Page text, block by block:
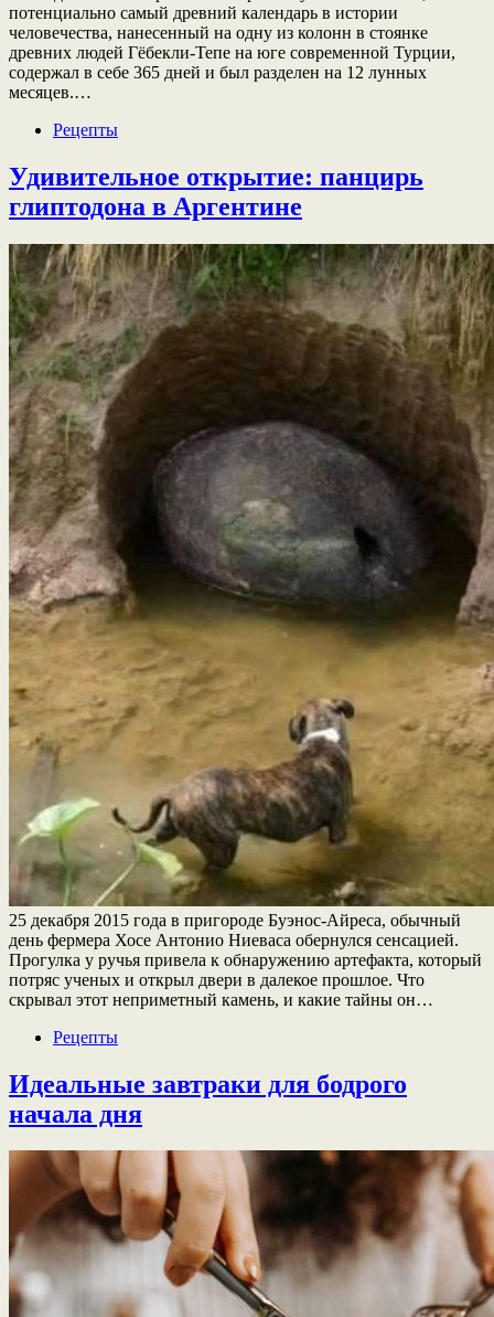
потенциально самый древний календарь в истории
человечества, нанесенный на одну из колонн в стоянке
древних людей Гёбекли-Тепе на юге современной Турции,
содержал в себе 365 дней и был разделен на 12 лунных
месяцев.…
Рецепты
Удивительное открытие: панцирь
глиптодона в Аргентине
25 декабря 2015 года в пригороде Буэнос-Айреса, обычный
день фермера Хосе Антонио Ниеваса обернулся сенсацией.
Прогулка у ручья привела к обнаружению артефакта, который
потряс ученых и открыл двери в далекое прошлое. Что
скрывал этот неприметный камень, и какие тайны он…
Рецепты
Идеальные завтраки для бодрого
начала дня